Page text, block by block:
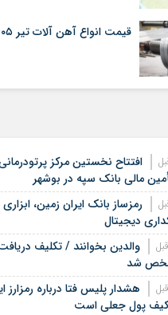
قیمت انواع آهن آلات تیر ۱۴۰۵
افتتاح نخستین مرکز
مالی بانک سپه در بوشهر
رمزساز بانک ایران زمین،
دیجیتال
والدین بخوانند / تکلیف
شد
هشدار پلیس فتا درباره رمزارز
پول جعلی است